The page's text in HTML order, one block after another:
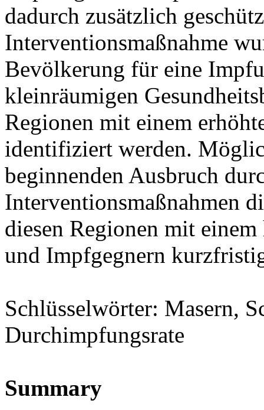
dadurch zusätzlich
Interventionsmaßnahme
Bevölkerung für eine
kleinräumigen
Regionen mit einem
identifiziert werden.
beginnenden Ausbruch
Interventionsmaßnahmen
diesen Regionen mit
und Impfgegnern
Schlüsselwörter: Masern,
Durchimpfungsrate
Summary